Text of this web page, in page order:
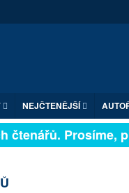
NEJČTENĚJŠÍ
čtenářů.